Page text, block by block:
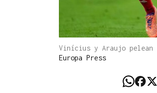
Vinícius y Araujo
Europa Press